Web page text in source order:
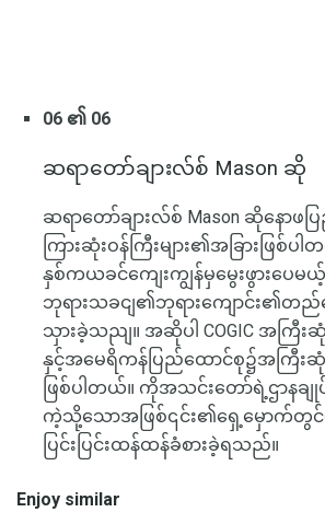
06 ၏ 06
ဆရာတော်ချားလ်စ် Mason ဆို
ဆရာတော်ချားလ်စ် Mason ဆိုနော
ကြားဆုံးဝန်ကြီးများ၏အခြားဖြစ်
နှစ်ကယခင်ကျေးကျွန်မှမွေးဖွားပေမ
ဘုရားသခငျ၏ဘုရားကျောင်း၏တ
သှားခဲ့သညျ။ အဆိုပါ COGIC အကြီးဆုံ
နှင့်အမေရိကန်ပြည်ထောင်စု၌အကြီးဆုံ
ဖြစ်ပါတယ်။ ကိုအသင်းတော်ရဲ့ဌာန
ကဲ့သို့သောအဖြစ်၎င်း၏ရှေ့မှောက်တွင်န
ပြင်းပြင်းထန်ထန်ခံစားခဲ့ရသည်။
Enjoy similar